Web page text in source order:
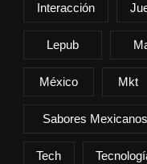
Interacción
Lepub
México Mkt
Sabores Mexicanos
Tech